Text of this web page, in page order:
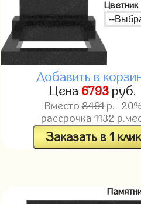
Цветник
Добавить в
Цена 6793 руб.
Вместо8491р. -
рассрочка1132
Заказать в 1 клик